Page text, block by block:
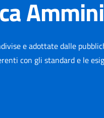
e adottate dalle
con gli standard e le